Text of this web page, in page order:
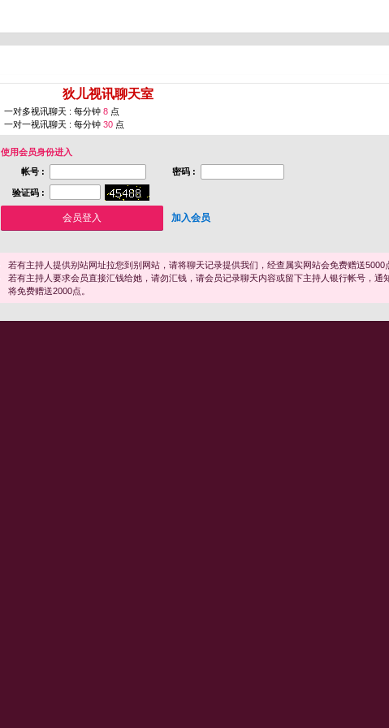
狄儿视讯聊天室
一对多视讯聊天 : 每分钟 8 点
一对一视讯聊天 : 每分钟 30 点
使用会员身份进入
帐号 :
密码 :
验证码 :
加入会员
若有主持人提供别站网址拉您到别网站，请将聊天记录提供我们，经查属实网站会免费赠送5000
若有主持人要求会员直接汇钱给她，请勿汇钱，请会员记录聊天内容或留下主持人银行帐号，通
将免费赠送2000点。